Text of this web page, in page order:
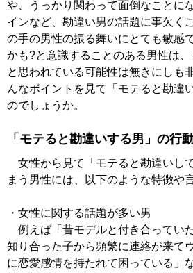
や、うっかり関わって面倒なことに
インなど、勘違い男の話題に事欠く
の手の男性の振る舞いにとても敏感
かも?と意識することのある男性は
と思われている可能性は無きにしも
んなポイントを見て「モテると勘違
のでしょうか。
「モテると勘違いする男」の行
女性から見て「モテると勘違いし
まう男性には、以下のような特徴や
・女性に関する話題が多い男
例えば「昔モデルと付き合ってい
知り合った子から頻繁に連絡が来て
に恋愛感情を持たれて困っている」